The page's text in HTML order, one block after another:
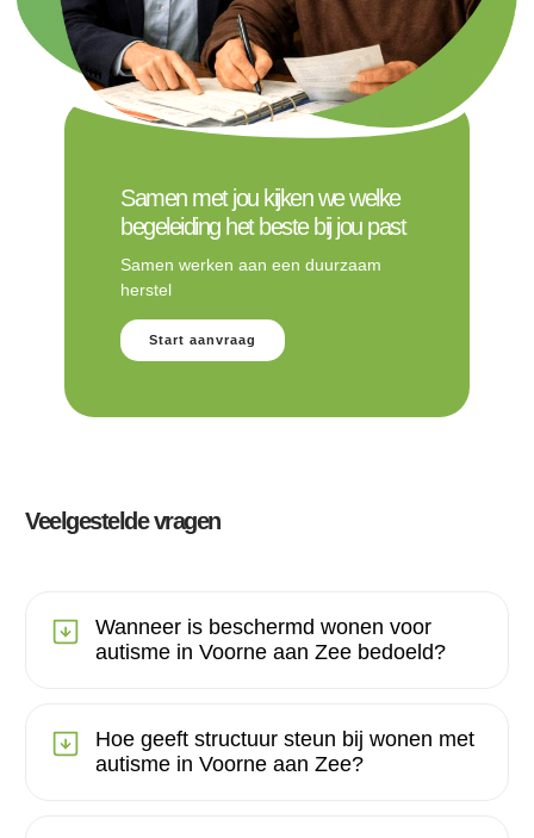
Samen met jou kijken we welke
begeleiding het beste bij jou past
Samen werken aan een duurzaam
herstel
Start aanvraag
Veelgestelde vragen
Wanneer is beschermd wonen voor
autisme in Voorne aan Zee bedoeld?
Hoe geeft structuur steun bij wonen met
autisme in Voorne aan Zee?